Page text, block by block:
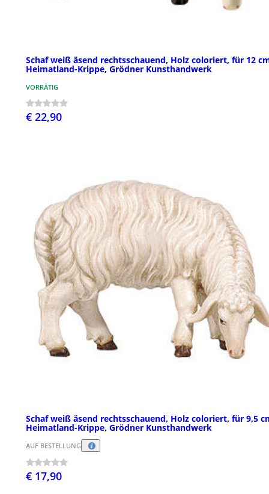
Schaf weiß äsend rechtsschauend, Holz coloriert, für 12
Heimatland-Krippe, Grödner Kunsthandwerk
VORRÄTIG
€ 22,90
Schaf weiß äsend rechtsschauend, Holz coloriert, für 9,5
Heimatland-Krippe, Grödner Kunsthandwerk
AUF BESTELLUNG
€ 17,90